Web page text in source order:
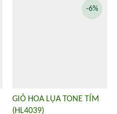
GIỎ HOA LỤA TONE TÍM
(HL4039)
-6%